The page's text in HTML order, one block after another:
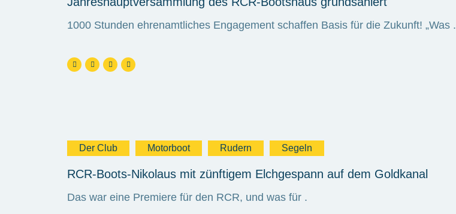
1000 Stunden ehrenamtliches Engagement schaffen Basis für die Zukunft! „Was .
Der Club Motorboot Rudern Segeln
RCR-Boots-Nikolaus mit zünftigem Elchgespann auf dem Goldkanal
Das war eine Premiere für den RCR, und was für .